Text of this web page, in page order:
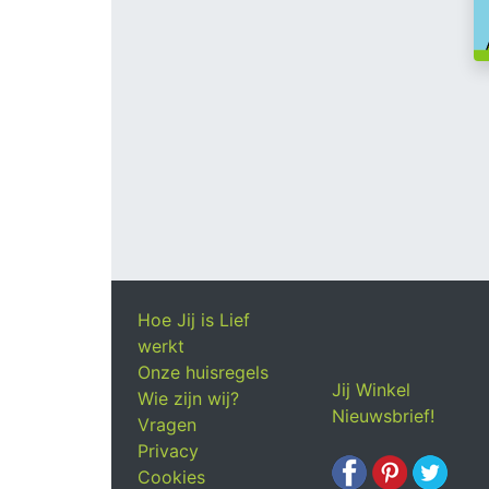
Hoe Jij is Lief
werkt
Onze huisregels
Wie zijn wij?
Vragen
Privacy
Cookies
Jij Winkel
Nieuwsbrief!